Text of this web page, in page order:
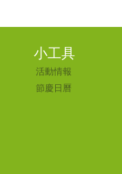
小工具
活動情報
節慶日曆